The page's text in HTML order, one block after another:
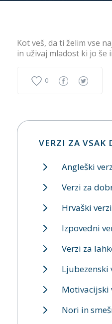
Kot veš, da ti želim vse
in uživaj mladost ki jo še
0
VERZI ZA VSAK
Angleški
Verzi za
Hrvaški verzi
Izpovedni
Verzi za
Ljubezenski
Motivacijski
Nori in